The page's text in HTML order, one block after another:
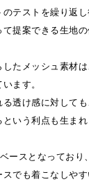
テストを繰り返し
提案できる生地
たメッシュ素材
ます。
透け感に対して
いう利点も生まれ
ースとなっており
でも着こなしや